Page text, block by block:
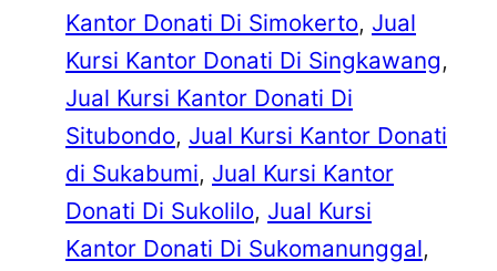
Kantor Donati Di Simokerto, Jual
Kursi Kantor Donati Di Singkawang
Jual Kursi Kantor Donati Di
Situbondo, Jual Kursi Kantor Donati
di Sukabumi, Jual Kursi Kantor
Donati Di Sukolilo, Jual Kursi
Kantor Donati Di Sukomanunggal